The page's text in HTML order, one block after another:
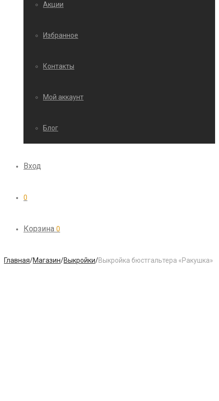
Акции
Избранное
Контакты
Мой аккаунт
Блог
Вход
0
Корзина 0
Главная/Магазин/Выкройки/Выкройка бюстгальтера «Ракушка»